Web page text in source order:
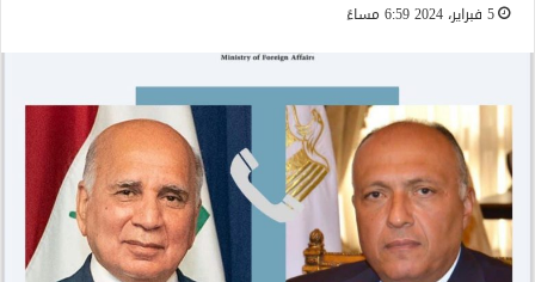
5 فبراير، 2024 6:59 مساءً